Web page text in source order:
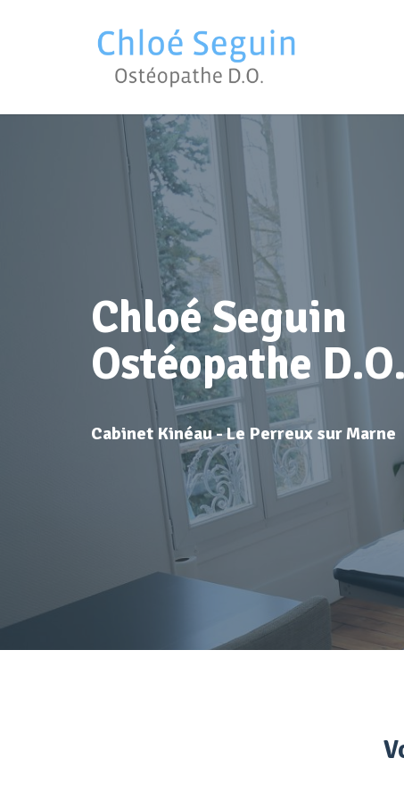
Chloé Seguin
Ostéopathe D.O.
Cabinet Kinéau - Le Perreux sur Marne